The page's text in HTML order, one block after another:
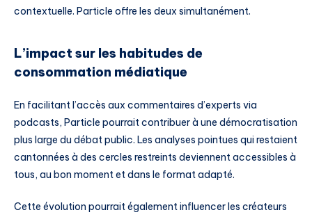
contextuelle. Particle offre les deux simultanément.
L’impact sur les habitudes de
consommation médiatique
En facilitant l’accès aux commentaires d’experts via
podcasts, Particle pourrait contribuer à une démocratisation
plus large du débat public. Les analyses pointues qui restaient
cantonnées à des cercles restreints deviennent accessibles à
tous, au bon moment et dans le format adapté.
Cette évolution pourrait également influencer les créateurs